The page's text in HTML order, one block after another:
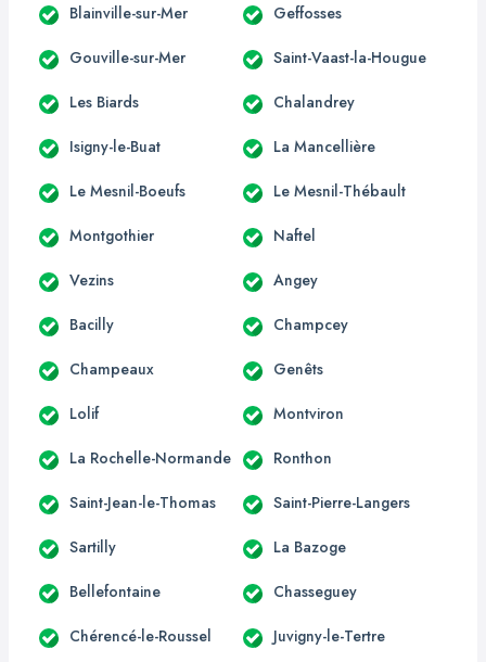
Blainville-sur-Mer Geffosses
Gouville-sur-Mer Saint-Vaast-la-Hougue
Les Biards Chalandrey
Isigny-le-Buat La Mancellière
Le Mesnil-Boeufs Le Mesnil-Thébault
Montgothier Naftel
Vezins Angey
Bacilly Champcey
Champeaux Genêts
Lolif Montviron
La Rochelle-Normande Ronthon
Saint-Jean-le-Thomas Saint-Pierre-Langers
Sartilly La Bazoge
Bellefontaine Chasseguey
Chérencé-le-Roussel Juvigny-le-Tertre